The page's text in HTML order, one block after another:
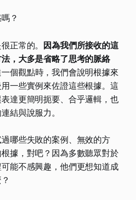
？
正常的。 因為我們所接收的這
，大多是省略了思考的脈絡
個觀點時，我們會說明根據來
一些實例來佐證這些根據。這
達更簡明扼要、合乎邏輯，也
結與說服力。
哪些失敗的案例、無效的方
據，對吧？因為多數聽眾對於
能不感興趣，他們更想知道成